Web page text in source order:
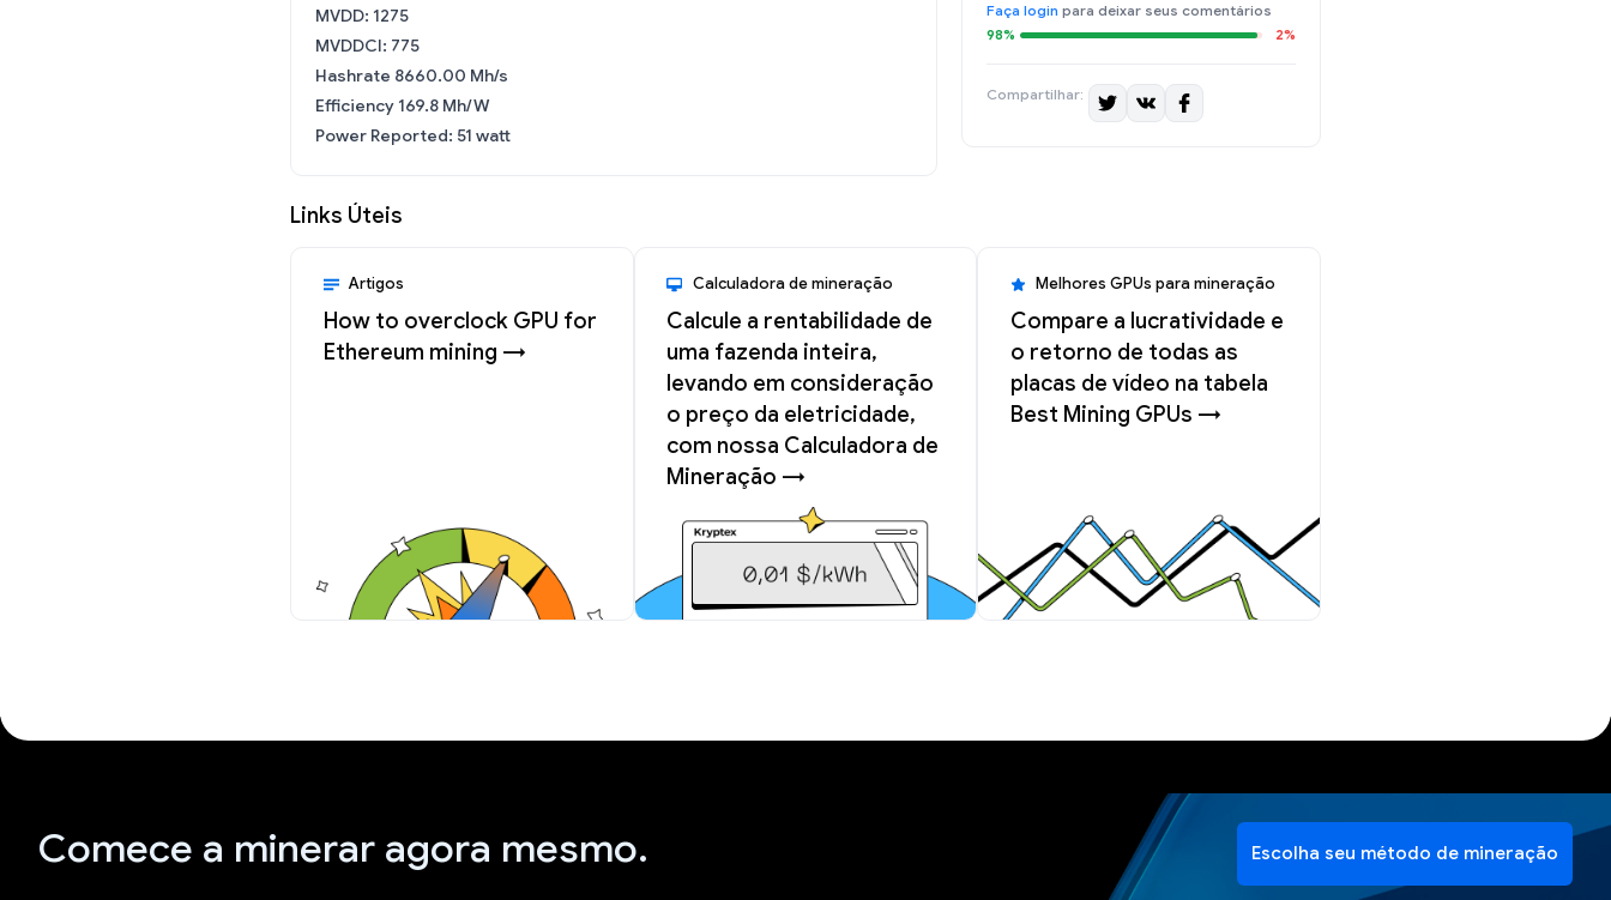
MVDD: 1275
MVDDCI: 775
Hashrate 8660.00 Mh/s
Efficiency 169.8 Mh/W
Power Reported: 51 watt
Faça login para deixar seus comentários
98% 2%
Compartilhar:
Links Úteis
Artigos
How to overclock GPU for
Ethereum mining →
Calculadora de mineração
Calcule a rentabilidade de
uma fazenda inteira,
levando em consideração
o preço da eletricidade,
com nossa Calculadora de
Mineração →
Melhores GPUs para mineração
Compare a lucratividade e
o retorno de todas as
placas de vídeo na tabela
Best Mining GPUs →
Comece a minerar agora mesmo. Escolha seu método de mineração